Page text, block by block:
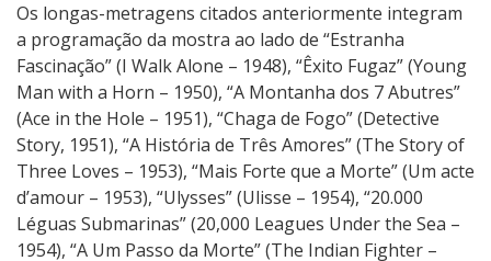
Os longas-metragens citados anteriormente integram
a programação da mostra ao lado de “Estranha
Fascinação” (I Walk Alone – 1948), “Êxito Fugaz” (Young
Man with a Horn – 1950), “A Montanha dos 7 Abutres”
(Ace in the Hole – 1951), “Chaga de Fogo” (Detective
Story, 1951), “A História de Três Amores” (The Story of
Three Loves – 1953), “Mais Forte que a Morte” (Um acte
d’amour – 1953), “Ulysses” (Ulisse – 1954), “20.000
Léguas Submarinas” (20,000 Leagues Under the Sea –
1954), “A Um Passo da Morte” (The Indian Fighter –